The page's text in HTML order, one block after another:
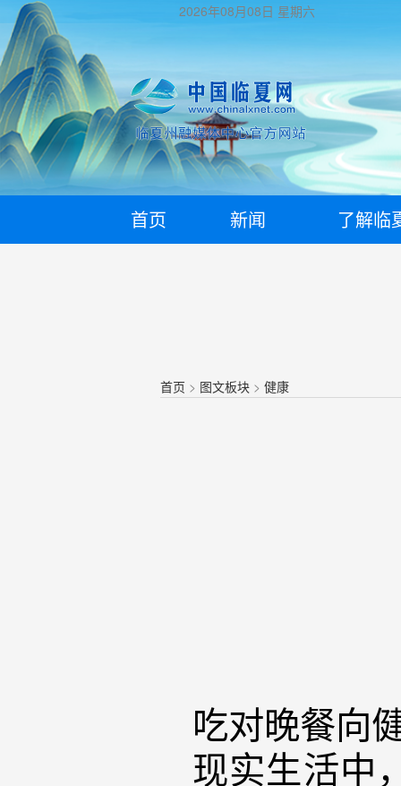
2026年08月08日 星期六
首页 新闻 了解临
首页 > 图文板块 >健康
吃对晚餐向
现实生活中